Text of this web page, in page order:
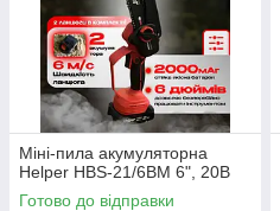
Міні-пила акумуляторна
Helper HBS-21/6BM 6", 20В
Готово до відправки